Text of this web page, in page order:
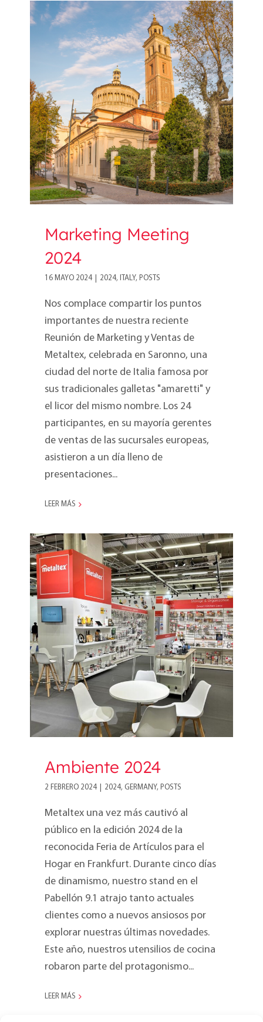
Marketing Meeting 2024
Marketing Meeting
2024
16 MAYO 2024 2024, ITALY, POSTS
Nos complace compartir los puntos
importantes de nuestra reciente
Reunión de Marketing y Ventas de
Metaltex, celebrada en Saronno, una
ciudad del norte de Italia famosa por
sus tradicionales galletas "amaretti" y
el licor del mismo nombre. Los 24
participantes, en su mayoría gerentes
de ventas de las sucursales europeas,
asistieron a un día lleno de
presentaciones...
LEER MÁS
Ambiente 2024
Ambiente 2024
2 FEBRERO 2024 2024, GERMANY, POSTS
Metaltex una vez más cautivó al
público en la edición 2024 de la
reconocida Feria de Artículos para el
Hogar en Frankfurt. Durante cinco días
de dinamismo, nuestro stand en el
Pabellón 9.1 atrajo tanto actuales
clientes como a nuevos ansiosos por
explorar nuestras últimas novedades.
Este año, nuestros utensilios de cocina
robaron parte del protagonismo...
LEER MÁS